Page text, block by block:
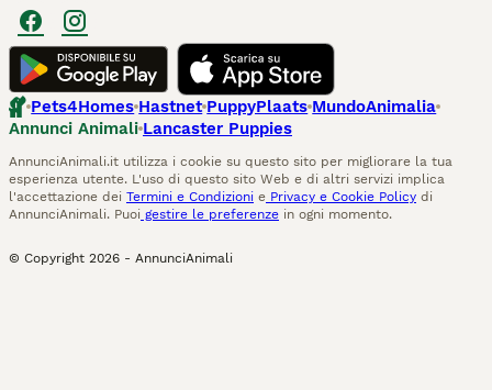
Pets4Homes Hastnet PuppyPlaats MundoAnimalia
Annunci Animali Lancaster Puppies
AnnunciAnimali.it utilizza i cookie su questo sito per migliorare la tua
esperienza utente. L'uso di questo sito Web e di altri servizi implica
l'accettazione dei Termini e Condizioni e Privacy e Cookie Policy di
AnnunciAnimali. Puoi gestire le preferenze in ogni momento.
© Copyright 2026 - AnnunciAnimali